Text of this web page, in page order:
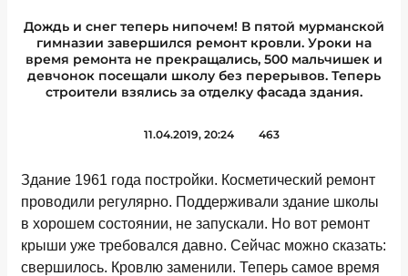
Дождь и снег теперь нипочем! В пятой мурманской
гимназии завершился ремонт кровли. Уроки на
время ремонта не прекращались, 500 мальчишек и
девчонок посещали школу без перерывов. Теперь
строители взялись за отделку фасада здания.
11.04.2019, 20:24 463
Здание 1961 года постройки. Косметический ремонт
проводили регулярно. Поддерживали здание школы
в хорошем состоянии, не запускали. Но вот ремонт
крыши уже требовался давно. Сейчас можно сказать:
свершилось. Кровлю заменили. Теперь самое время